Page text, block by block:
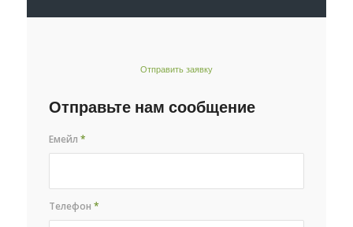
Отправить заявку
Отправьте нам сообщение
Емейл*
Телефон*